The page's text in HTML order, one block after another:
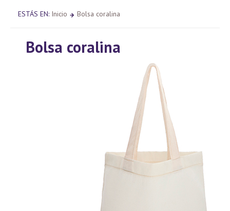
ESTÁS EN: Inicio Bolsa coralina
Bolsa coralina